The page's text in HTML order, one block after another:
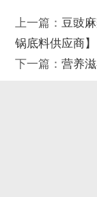
上一篇： 豆豉
锅底料供应商】
下一篇：营养